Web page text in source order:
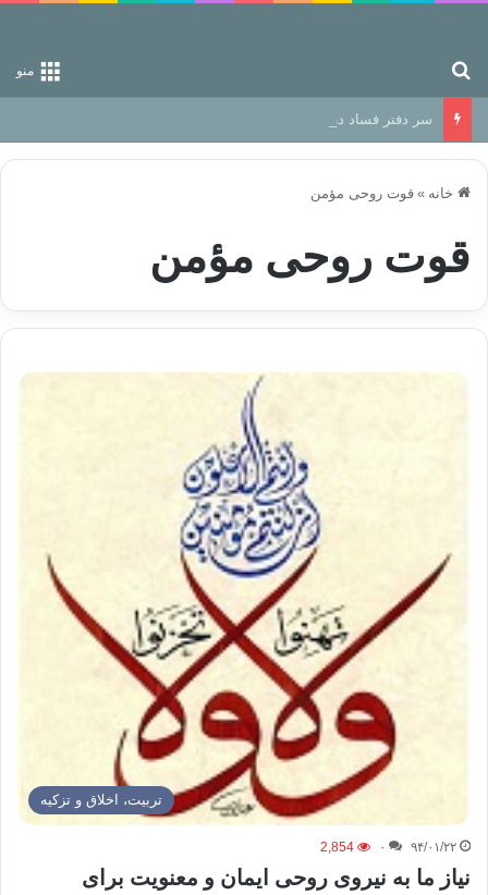
منو
سر دفتر فساد در زمین‌، دوری وکناره‌گیری از راه خداست‌!
خانه » قوت روحی مؤمن
قوت روحی مؤمن
تربیت، اخلاق و تزکیه
۹۴/۰۱/۲۲ ۰ 2,854
نیاز ما به نیروی روحی ایمان و معنویت برای